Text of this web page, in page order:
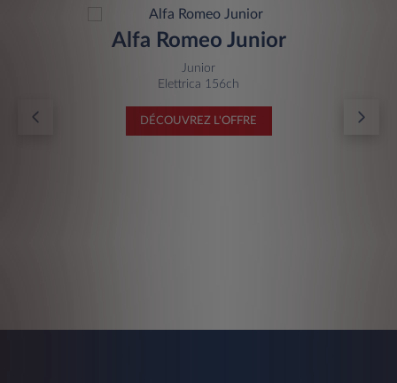
Alfa Romeo Junior
Junior
Elettrica 156ch
DÉCOUVREZ L'OFFRE